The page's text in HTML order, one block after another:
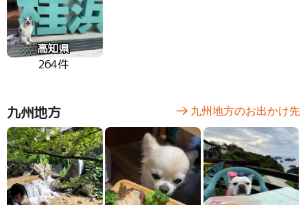
高知県
264件
九州地方 九州地方のお出かけ先